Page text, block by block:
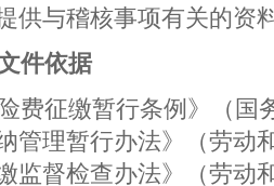
供与稽核事项有关的资
件依据
险费征缴暂行条例》（
管理暂行办法》（劳动
监督检查办法》（劳动